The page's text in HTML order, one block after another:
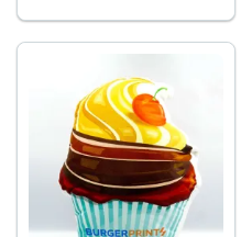
đến